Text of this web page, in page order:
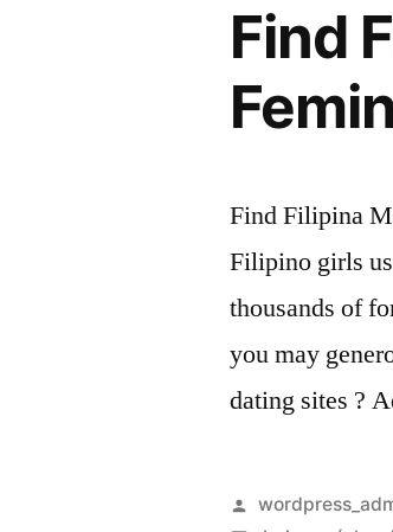
Find
Find Filipina
Filipino girls
thousands of
you may
dating sites ?
Szerző: